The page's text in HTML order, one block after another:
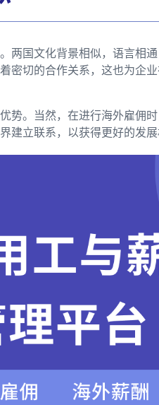
两国文化背景相似，语言相
密切的合作关系，这也为企
势。当然，在进行海外雇佣
建立联系，以获得更好的发展